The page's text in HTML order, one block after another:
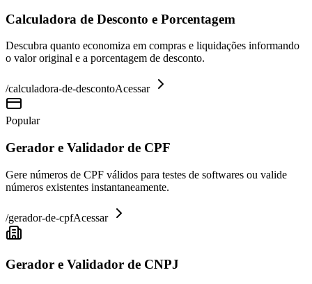
Calculadora de Desconto e Porcentagem
Descubra quanto economiza em compras e liquidações informando
o valor original e a porcentagem de desconto.
/calculadora-de-descontoAcessar
Popular
Gerador e Validador de CPF
Gere números de CPF válidos para testes de softwares ou valide
números existentes instantaneamente.
/gerador-de-cpfAcessar
Gerador e Validador de CNPJ